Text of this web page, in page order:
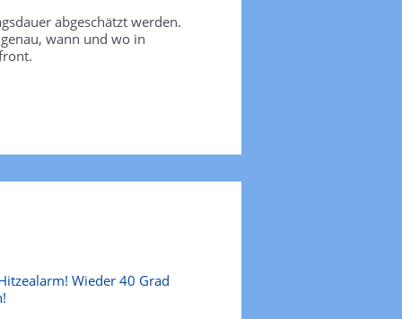
abgeschätzt werden.
wann und wo in
Wieder 40 Grad